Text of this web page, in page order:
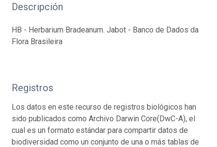
Descripción
HB - Herbarium Bradeanum. Jabot - Banco de Dados da
Flora Brasileira
Registros
Los datos en este recurso de registros biológicos han
sido publicados como Archivo Darwin Core(DwC-A), el
cual es un formato estándar para compartir datos de
biodiversidad como un conjunto de una o más tablas de